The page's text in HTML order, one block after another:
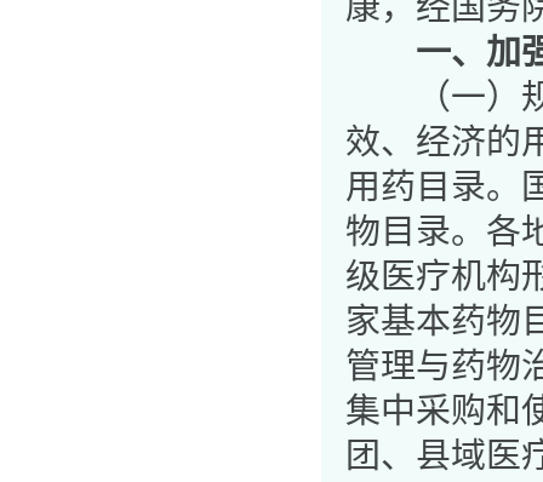
一、加
（一）规
效、经济的
用药目录。
物目录。各
级医疗机构
家基本药物
管理与药物
集中采购和
团、县域医